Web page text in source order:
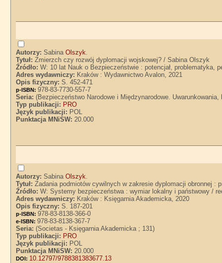
Autorzy:SabinaOlszyk.
Tytuł:Zmierzch czy rozwój dyplomacji wojskowej? / Sabina Olszyk
Źródło:W: 10 lat Nauk o Bezpieczeństwie : potencjał, problematyka,
Adres wydawniczy: Kraków : Wydawnictwo Avalon, 2021
Opis fizyczny:S. 452-471
p-ISBN:978-83-7730-557-7
Seria:(Bezpieczeństwo Narodowe i Międzynarodowe.
Typ publikacji: PRO
Język publikacji: POL
Punktacja MNiSW:20.000
Autorzy:SabinaOlszyk.
Tytuł:Zadania podmiotów cywilnych w zakresie dyplomacji obronnej :
Źródło:W: Systemy bezpieczeństwa : wymiar lokalny i państwowy /
Adres wydawniczy: Kraków : Księgarnia Akademicka, 2020
Opis fizyczny:S. 187-201
p-ISBN:978-83-8138-366-0
e-ISBN:978-83-8138-367-7
Seria:(Societas - Księgarnia Akademicka ; 131)
Typ publikacji: PRO
Język publikacji: POL
Punktacja MNiSW:20.000
DOI: 10.12797/9788381383677.13